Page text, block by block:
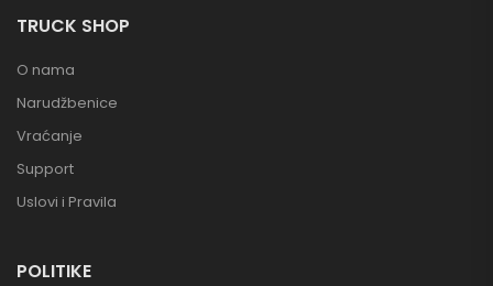
TRUCK SHOP
O nama
Narudžbenice
Vraćanje
Support
Uslovi i Pravila
POLITIKE